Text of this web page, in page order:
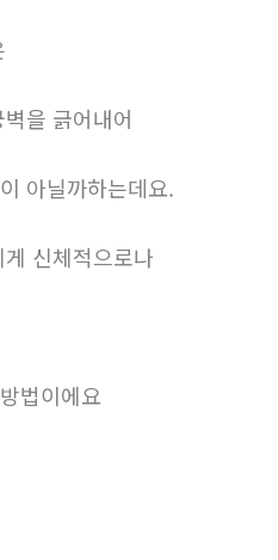
을 긁어내어
아닐까하는데요.
신체적으로나
법이에요